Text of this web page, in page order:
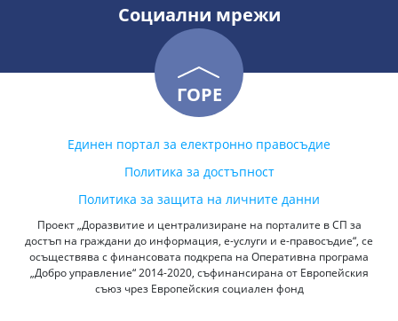
Социални мрежи
ГОРЕ
Единен портал за електронно правосъдие
Политика за достъпност
Политика за защита на личните данни
Проект „Доразвитие и централизиране на порталите в СП за
достъп на граждани до информация, е-услуги и е-правосъдие“, се
осъществява с финансовата подкрепа на Оперативна програма
„Добро управление“ 2014-2020, съфинансирана от Европейския
съюз чрез Европейския социален фонд